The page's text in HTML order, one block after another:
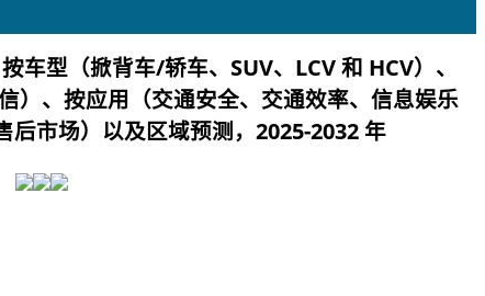
车型（掀背车/轿车、SUV、LCV 和 HCV）、
）、按应用（交通安全、交通效率、信息娱乐
市场）以及区域预测，2025-2032 年